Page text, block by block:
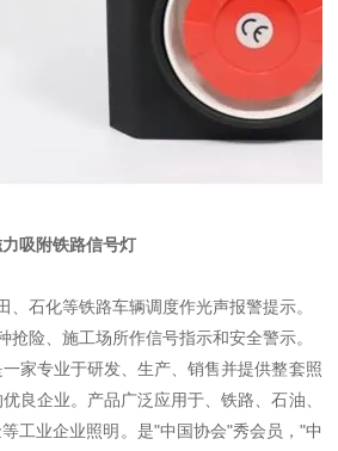
吸附铁路信号灯
、石化等铁路车辆调度作光声报警提示。
抢险、施工场所作信号指示和安全警示。
家专业于研发、生产、销售并提供整套照
良企业。产品广泛应用于、铁路、石油、
工业企业照明。是"中国协会"秀会员，"中